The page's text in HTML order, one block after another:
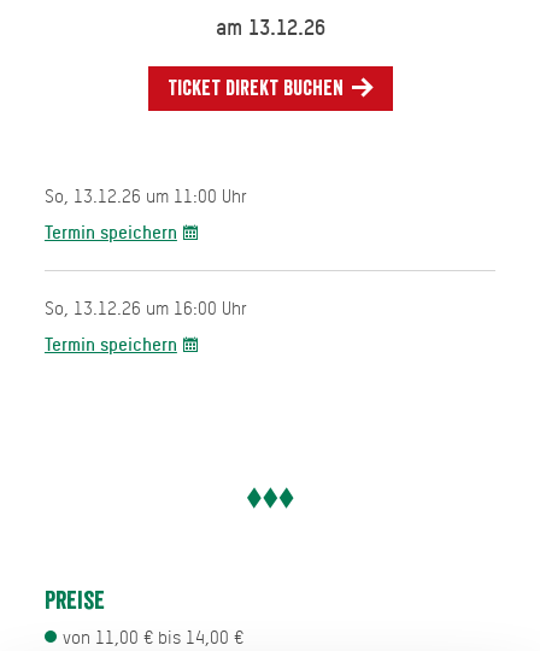
am 13.12.26
Ticket direkt buchen
So, 13.12.26 um 11:00 Uhr
Termin speichern
So, 13.12.26 um 16:00 Uhr
Termin speichern
Preise
von 11,00 € bis 14,00 €